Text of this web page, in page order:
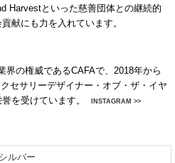
Harvestといった慈善団体との継続的
献にも力を入れています。
界の権威であるCAFAで、 2018年から
セサリーデザイナー・オブ・ザ・イヤ
を受けています。
INSTAGRAM >>
シルバー